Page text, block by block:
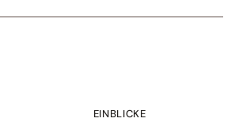
EINBLICKE